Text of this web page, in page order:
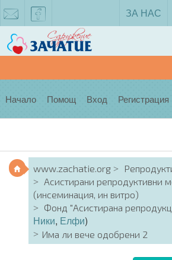
facebook
ЗА НАС
Начало Помощ Вход Регистрация
www.zachatie.org
Асистирани репродуктивни
(инсеминация, ин витро)
Фонд "Асистирана
Ники, Елфи)
Има ли вече одобрени 2